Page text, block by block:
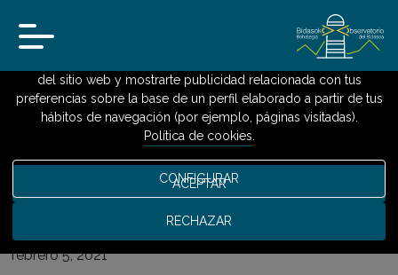
INICIO » MERCADO DE TRABAJO» BOLETÍN DE EMPLEO DE IRUN, NOVIEMBRE
Boletín de empleo de Irun,
noviembre 2020
febrero 5, 2021
Usamos cookies
Utilizamos cookies propias y de terceros para analizar el uso
del sitio web y mostrarte publicidad relacionada con tus
preferencias sobre la base de un perfil elaborado a partir de tus
hábitos de navegación (por ejemplo, páginas visitadas).
Política de cookies
CONFIGURAR
RECHAZAR
ACEPTAR